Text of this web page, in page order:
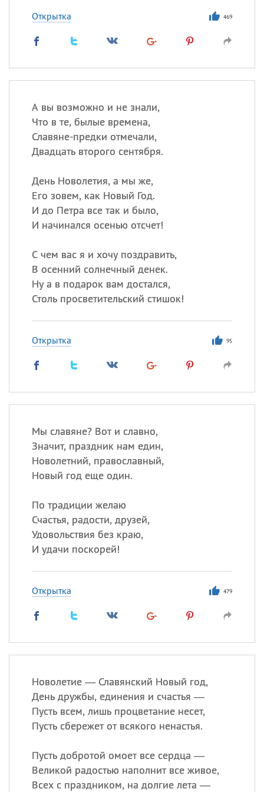
Открытка 469
А вы возможно и не знали,
Что в те, былые времена,
Славяне-предки отмечали,
Двадцать второго сентября.
День Новолетия, а мы же,
Его зовем, как Новый Год.
И до Петра все так и было,
И начинался осенью отсчет!
С чем вас я и хочу поздравить,
В осенний солнечный денек.
Ну а в подарок вам достался,
Столь просветительский стишок!
Открытка 95
Мы славяне? Вот и славно,
Значит, праздник нам един,
Новолетний, православный,
Новый год еще один.
По традиции желаю
Счастья, радости, друзей,
Удовольствия без краю,
И удачи поскорей!
Открытка 479
Новолетие — Славянский Новый год,
День дружбы, единения и счастья —
Пусть всем, лишь процветание несет,
Пусть сбережет от всякого ненастья.
Пусть добротой омоет все сердца —
Великой радостью наполнит все живое,
Всех с праздником, на долгие лета —